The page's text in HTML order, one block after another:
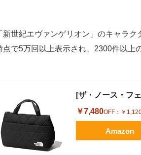
ちょっと気になるネットの話題
世紀エヴァンゲリオン」のキャラク
点で5万回以上表示され、2300件以上
[ザ・ノース・フ
￥7,480OFF： ￥
Amazon